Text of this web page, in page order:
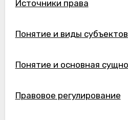
Источники права
Понятие и виды
Понятие и основная
Правовое регулирование